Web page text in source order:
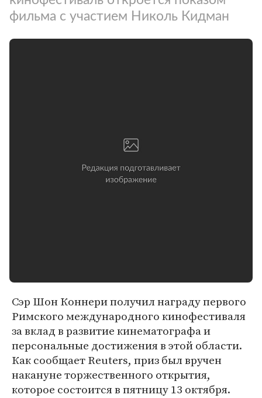
фильма с участием Николь Кидман
Сэр Шон Коннери получил награду первого
Римского международного кинофестиваля
за вклад в развитие кинематографа и
персональные достижения в этой области.
Как сообщает Reuters, приз был вручен
накануне торжественного открытия,
которое состоится в пятницу 13 октября.